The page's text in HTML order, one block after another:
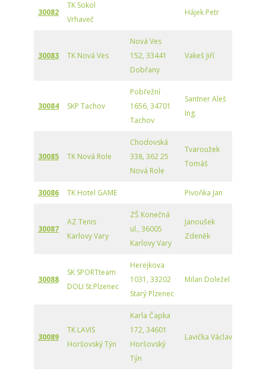
30082
TK Sokol
Vrhaveč
Hájek Petr
30083 TK Nová Ves
Nová Ves
152, 33441
Dobřany
Vakeš Jiří
30084 SKP Tachov
Pobřežní
1656, 34701
Tachov
Santner Aleš
Ing.
30085 TK Nová Role
Chodovská
338, 362 25
Nová Role
Tvaroužek
Tomáš
30086 TK Hotel GAME Pivoňka Jan
30087
AZ Tenis
Karlovy Vary
ZŠ Konečná
ul., 36005
Karlovy Vary
Janoušek
Zdeněk
30088
SK SPORTteam
DOLI St.Plzenec
Herejkova
1031, 33202
Starý Plzenec
Milan Doležel
30089
TK LAVIS
Horšovský Týn
Karla Čapka
172, 34601
Horšovský
Týn
Lavička Václav